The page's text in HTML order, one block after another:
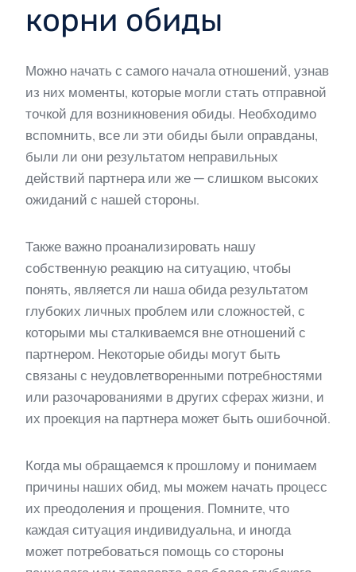
корни обиды
Можно начать с самого начала отношений, узнав
из них моменты, которые могли стать отправной
точкой для возникновения обиды. Необходимо
вспомнить, все ли эти обиды были оправданы,
были ли они результатом неправильных
действий партнера или же — слишком высоких
ожиданий с нашей стороны.
Также важно проанализировать нашу
собственную реакцию на ситуацию, чтобы
понять, является ли наша обида результатом
глубоких личных проблем или сложностей, с
которыми мы сталкиваемся вне отношений с
партнером. Некоторые обиды могут быть
связаны с неудовлетворенными потребностями
или разочарованиями в других сферах жизни, и
их проекция на партнера может быть ошибочной.
Когда мы обращаемся к прошлому и понимаем
причины наших обид, мы можем начать процесс
их преодоления и прощения. Помните, что
каждая ситуация индивидуальна, и иногда
может потребоваться помощь со стороны